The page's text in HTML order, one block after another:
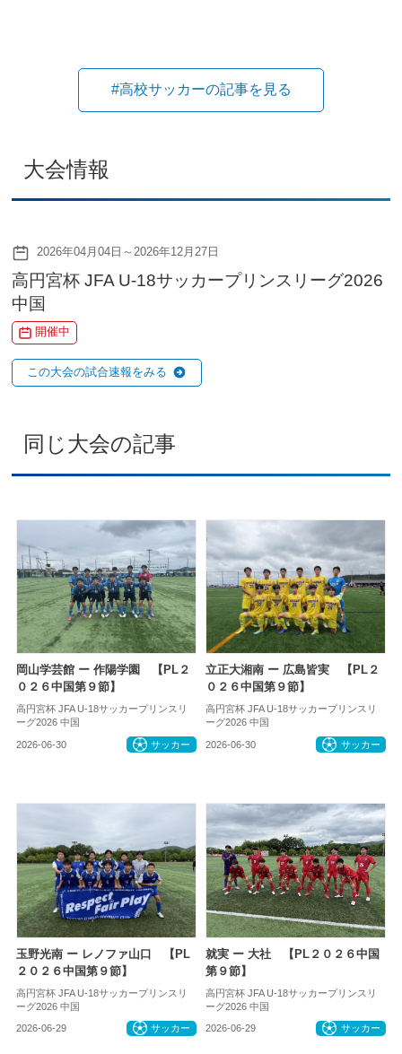
#高校サッカーの記事を見る
大会情報
2026年04月04日～2026年12月27日
高円宮杯 JFA U-18サッカープリンスリーグ2026
中国
開催中
この大会の試合速報をみる
同じ大会の記事
岡山学芸館 ー 作陽学園 【PL２
０２６中国第９節】
高円宮杯 JFA U-18サッカープリンスリ
ーグ2026 中国
2026-06-30 サッカー
立正大湘南 ー 広島皆実 【PL２
０２６中国第９節】
高円宮杯 JFA U-18サッカープリンスリ
ーグ2026 中国
2026-06-30 サッカー
玉野光南 ー レノファ山口 【PL
２０２６中国第９節】
高円宮杯 JFA U-18サッカープリンスリ
ーグ2026 中国
2026-06-29 サッカー
就実 ー 大社 【PL２０２６中国
第９節】
高円宮杯 JFA U-18サッカープリンスリ
ーグ2026 中国
2026-06-29 サッカー